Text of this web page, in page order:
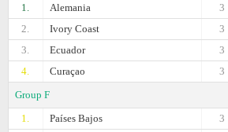
1.
Alemania
3
2.
Ivory Coast
3
3.
Ecuador
3
4.
Curaçao
3
Group F
1.
Países Bajos
3